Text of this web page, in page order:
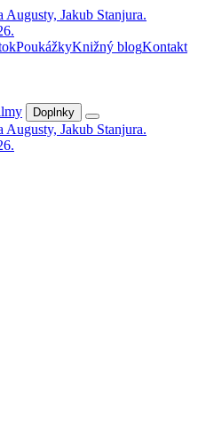
PoukážkyKnižný blogKontakt
Doplnky